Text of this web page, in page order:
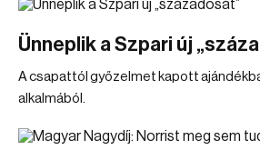
Ünneplik a Szpari új
A csapattól győzelmet kapott
alkalmából.